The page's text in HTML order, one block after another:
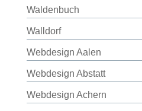
Waldenbuch
Walldorf
Webdesign Aalen
Webdesign Abstatt
Webdesign Achern